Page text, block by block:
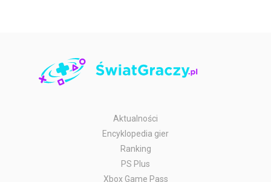
Aktualności
Encyklopedia gier
Ranking
PS Plus
Xbox Game Pass